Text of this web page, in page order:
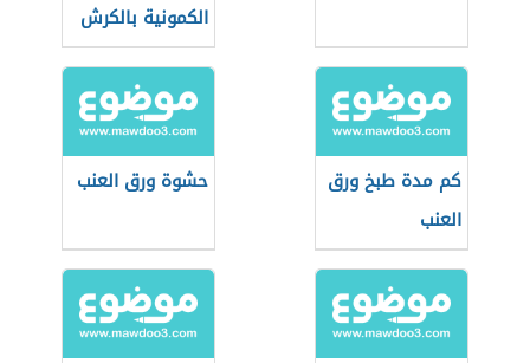
الكمونية بالكرش
كم مدة طبخ ورق
العنب
حشوة ورق العنب